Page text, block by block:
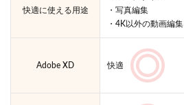
快適に使える用途
・写真編集
・4K以外の動画編集
Adobe XD 快適